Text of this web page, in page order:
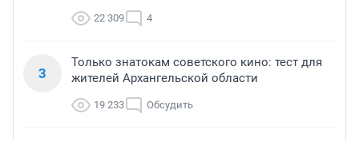
22 309 4
3
Только знатокам советского кино: тест для
жителей Архангельской области
19 233 Обсудить